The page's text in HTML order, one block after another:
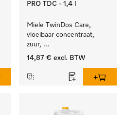
PRO TDC - 1,4 l
Miele TwinDos Care,
vloeibaar concentraat,
zuur,
1,4 l Reinigingsmiddel
doseersysteem.
14,87 € excl. BTW